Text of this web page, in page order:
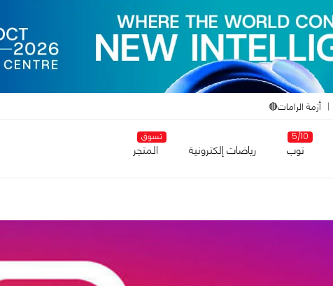
أزمة الرامات🔴
5/10
توب رياضات إلكترونية
تسوق
المتجر